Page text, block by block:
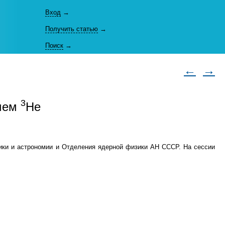
Вход →
Получить статью →
Поиск →
← →
3Не
и астрономии и Отделения ядерной физики АН СССР. На сессии